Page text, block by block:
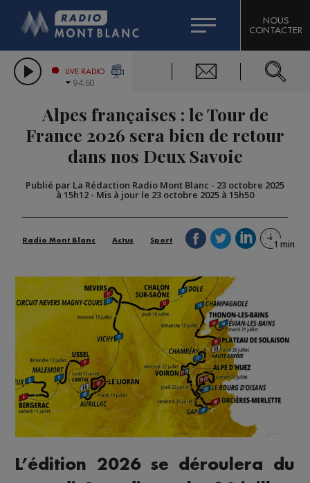
LES CHRONIQUES DE L'EXPERT
CITIZEN MACHINERY
GRAND MASSIF DOMAINES SKIABLES
BIGARD
COMPAGNIE DU MONT-BLANC
NOUS
CONTACTER
LIVE RADIO
94.60
Alpes françaises : le Tour de
France 2026 sera bien de retour
dans nos Deux Savoie
Publié par La Rédaction Radio Mont Blanc - 23 octobre 2025
à 15h12 - Mis à jour le 23 octobre 2025 à 15h50
Radio Mont Blanc Actus Sport
L’édition 2026 se déroulera du